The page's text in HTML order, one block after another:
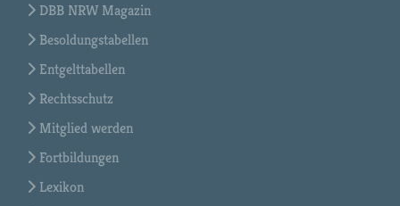
DBB NRW Magazin
Besoldungstabellen
Entgelttabellen
Rechtsschutz
Mitglied werden
Fortbildungen
Lexikon